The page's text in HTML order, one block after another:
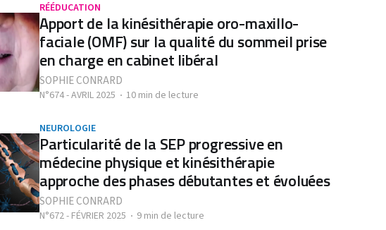
RÉÉDUCATION
Apport de la kinésithérapie oro-maxillo-
faciale (OMF) sur la qualité du sommeil prise
en charge en cabinet libéral
SOPHIE CONRARD
N°674 - AVRIL 2025 10 min de lecture
NEUROLOGIE
Particularité de la SEP progressive en
médecine physique et kinésithérapie
approche des phases débutantes et évoluées
SOPHIE CONRARD
N°672 - FÉVRIER 2025 9 min de lecture